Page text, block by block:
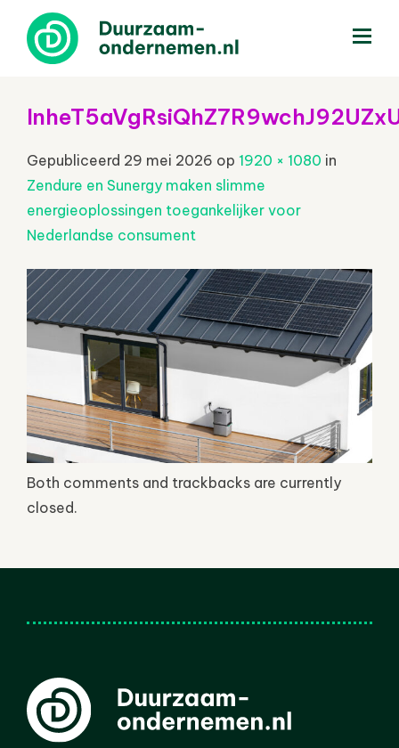
Gepubliceerd 29 mei 2026 op 1920 × 1080 in
Zendure en Sunergy maken slimme
energieoplossingen toegankelijker voor
Nederlandse consument
Both comments and trackbacks are currently
closed.